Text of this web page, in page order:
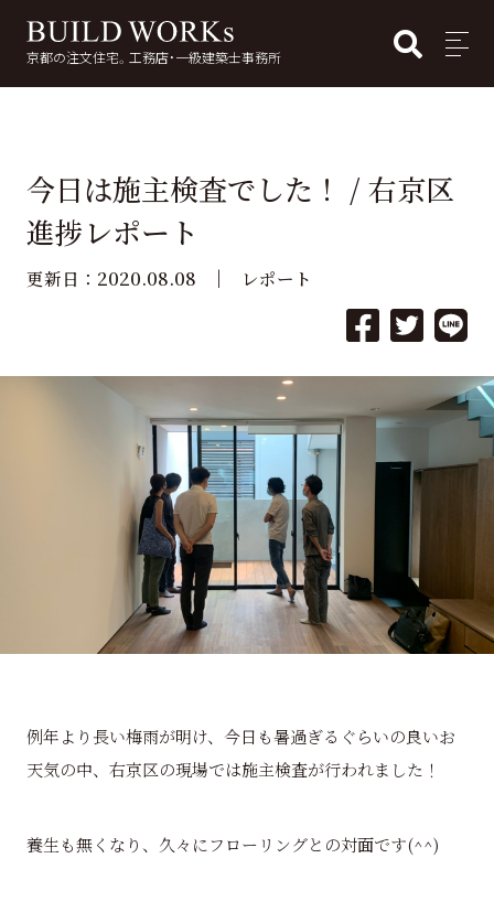
京都の注文住宅。工務店・一級建築士事務所 MENU
今日は施主検査でした！ / 右京区
進捗レポート
更新日： 2020.08.08 レポート
例年より長い梅雨が明け、今日も暑過ぎるぐらいの良いお
天気の中、右京区の現場では施主検査が行われました！
養生も無くなり、久々にフローリングとの対面です(^^)